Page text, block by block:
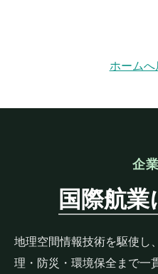
ホームへ
企
国際航
地理空間情報技術を駆使し
理・防災・環境保全まで一